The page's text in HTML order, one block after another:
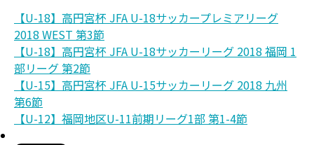
【U-18】高円宮杯 JFA U-18サッカープレミアリーグ
2018 WEST 第3節
【U-18】高円宮杯 JFA U-18サッカーリーグ 2018 福岡 1
部リーグ 第2節
【U-15】高円宮杯 JFA U-15サッカーリーグ 2018 九州
第6節
【U-12】福岡地区U-11前期リーグ1部 第1-4節